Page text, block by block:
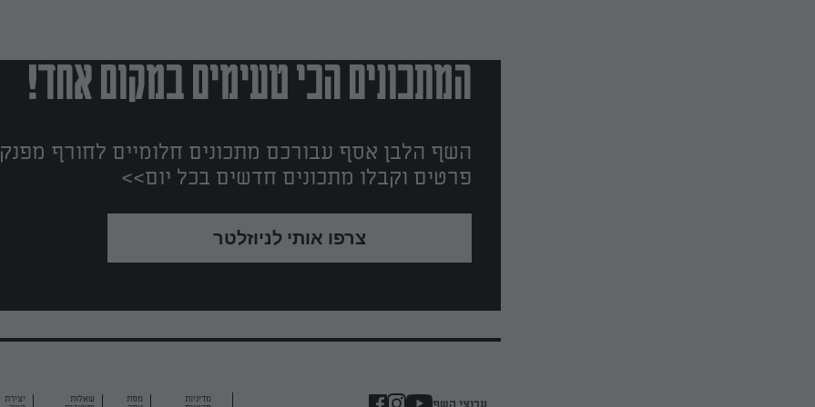
המתכונים הכי טעימים במקום אחד!
השף הלבן אסף עבורכם מתכונים חלומיים לחורף
פרטים וקבלו מתכונים חדשים בכל יום>>
צרפו אותי לניוזלטר
ערוצי השף מדיניות מפת שאלות יצירת